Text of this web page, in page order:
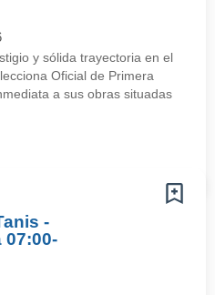
y sólida trayectoria en el
Oficial de Primera
a sus obras situadas
-
07:00-